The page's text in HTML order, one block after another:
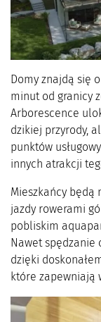
Domy znajdą się
minut od granicy
Arborescence
dzikiej przyrody,
punktów
innych atrakcji
Mieszkańcy będą
jazdy rowerami
pobliskim
Nawet spędzanie
dzięki
które zapewniają